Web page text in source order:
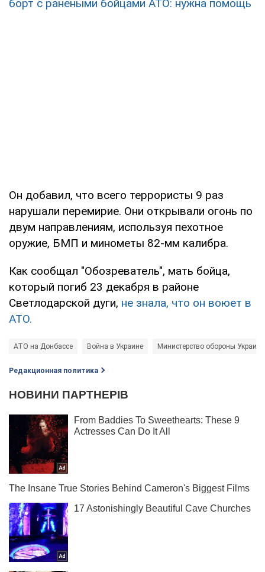
борт с ранеными бойцами АТО: нужна помощь
Он добавил, что всего террористы 9 раз
нарушали перемирие. Они открывали огонь по
двум направлениям, используя пехотное
оружие, БМП и минометы 82-мм калибра.
Как сообщал "Обозреватель", мать бойца,
который погиб 23 декабря в районе
Светлодарской дуги, не знала, что он воюет в
АТО.
АТО на Донбассе Война в Украине Министерство обороны
Редакционная политика